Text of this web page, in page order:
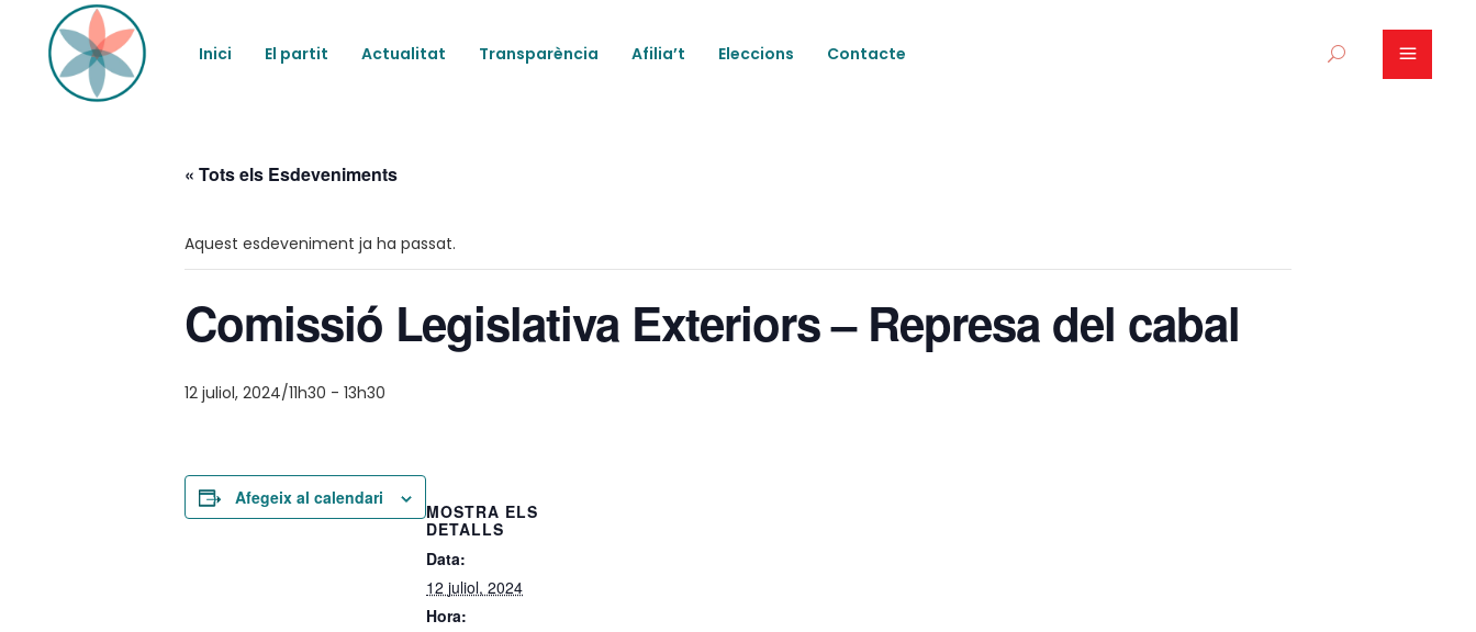
Inici El partit Actualitat Transparència Afilia’t Eleccions Contacte
« Tots els Esdeveniments
Aquest esdeveniment ja ha passat.
Comissió Legislativa Exteriors – Represa del cabal
12 juliol, 2024/11h30 - 13h30
Afegeix al calendari
MOSTRA ELS
DETALLS
Data:
12 juliol, 2024
Hora: